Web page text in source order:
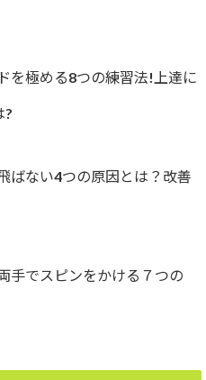
を極める8つの練習法!上達に
?
ばない4つの原因とは？改善
でスピンをかける７つの